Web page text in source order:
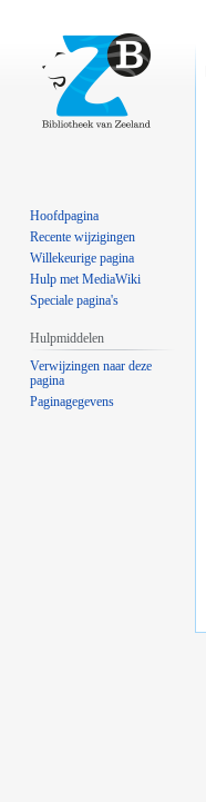
Hoofdpagina
Recente wijzigingen
Willekeurige pagina
Hulp met MediaWiki
Speciale pagina's
Hulpmiddelen
Verwijzingen naar deze
pagina
Paginagegevens